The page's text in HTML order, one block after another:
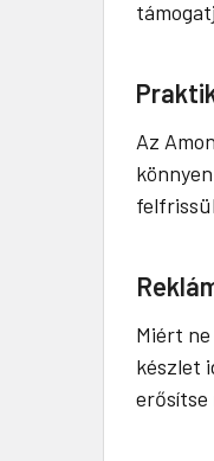
Az
Miért
készlet
erősítse